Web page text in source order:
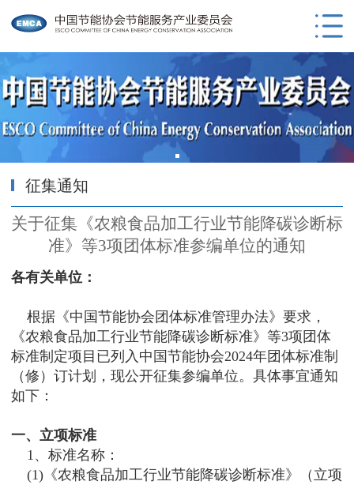
征集通知
关于征集《农粮食品加工行业节能降碳诊断标
准》等3项团体标准参编单位的通知
各有关单位：
根据《中国节能协会团体标准管理办法》要求，
《农粮食品加工行业节能降碳诊断标准》等3项团体
标准制定项目已列入中国节能协会2024年团体标准制
（修）订计划，现公开征集参编单位。具体事宜通知
如下：
一、立项标准
1、标准名称：
(1)《农粮食品加工行业节能降碳诊断标准》（立项